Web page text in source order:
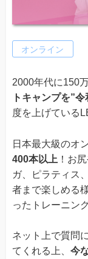
オンライン
2000年代に150
トキャンプを”
度を上げている
日本最大級のオ
400本以上 ！お
ガ、ピラティス
者まで楽しめる
ったトレーニン
ネット上で質問
てくれる上、 今